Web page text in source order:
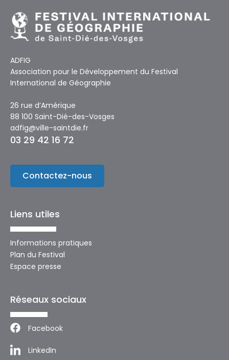
ADFIG
Association pour le Développement du Festival
International de Géographie
26 rue d’Amérique
88 100 Saint-Dié-des-Vosges
adfig@ville-saintdie.fr
03 29 42 16 72
Contactez-nous
Liens utiles
Informations pratiques
Plan du Festival
Espace presse
Réseaux sociaux
Facebook
LinkedIn